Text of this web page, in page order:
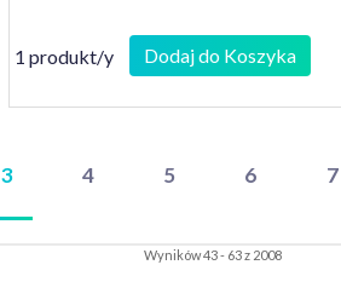
1 produkt/y Dodaj do Koszyka
3 4 5 6 7
Wyników 43 - 63 z 2008